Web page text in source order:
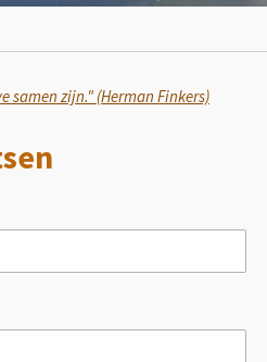
samen zijn." (Herman Finkers)